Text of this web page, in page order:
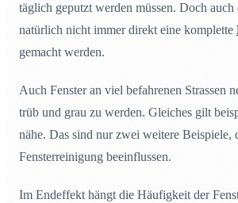
täglich geputzt werden müssen. Doch auch
natürlich nicht immer direkt eine komplette
gemacht werden.
Auch Fenster an viel befahrenen Strassen
trüb und grau zu werden. Gleiches gilt
nähe. Das sind nur zwei weitere Beispiele,
Fensterreinigung beeinflussen.
Im Endeffekt hängt die Häufigkeit der